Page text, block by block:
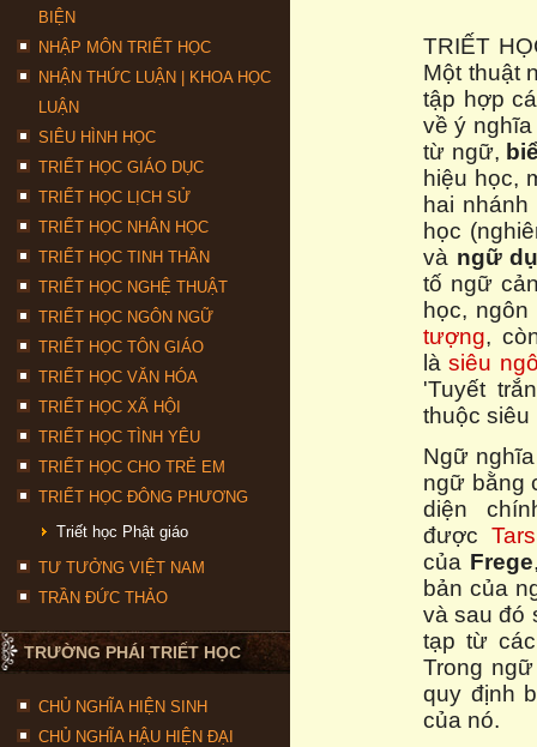
BIỆN
NHẬP MÔN TRIẾT HỌC
NHẬN THỨC LUẬN | KHOA HỌC
LUẬN
SIÊU HÌNH HỌC
TRIẾT HỌC GIÁO DỤC
TRIẾT HỌC LỊCH SỬ
TRIẾT HỌC NHÂN HỌC
TRIẾT HỌC TINH THẦN
TRIẾT HỌC NGHỆ THUẬT
TRIẾT HỌC NGÔN NGỮ
TRIẾT HỌC TÔN GIÁO
TRIẾT HỌC VĂN HÓA
TRIẾT HỌC XÃ HỘI
TRIẾT HỌC TÌNH YÊU
TRIẾT HỌC CHO TRẺ EM
TRIẾT HỌC ĐÔNG PHƯƠNG
Triết học Phật giáo
TƯ TƯỞNG VIỆT NAM
TRẦN ĐỨC THẢO
TRƯỜNG PHÁI TRIẾT HỌC
CHỦ NGHĨA HIỆN SINH
CHỦ NGHĨA HẬU HIỆN ĐẠI
TRIẾT
Một thuật
tập hợp
về ý
từ ngữ,
hiệu học,
hai
học
và ngữ
tố ngữ
học,
tượng,
làsiêu
'Tuyết
thuộc
Ngữ
ngữ bằng
diện
được
của Frege
bản của
và sau đó
tạp từ
Trong
quy định
của nó.